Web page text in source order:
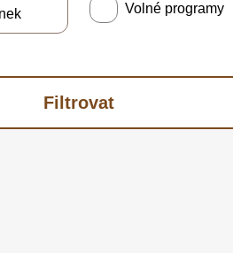
Volné programy
Filtrovat